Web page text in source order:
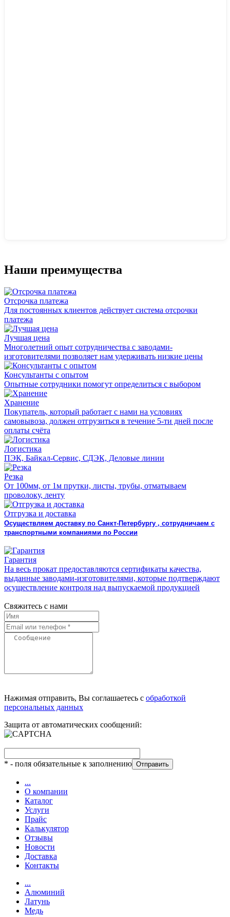
Наши преимущества
Отсрочка платежа
Для постоянных клиентов действует система отсрочки
платежа
Лучшая цена
Многолетний опыт сотрудничества с заводами-
изготовителями позволяет нам удерживать низкие цены
Консультанты с опытом
Опытные сотрудники помогут определиться с выбором
Хранение
Покупатель, который работает с нами на условиях
самовывоза, должен отгрузиться в течение 5-ти дней после
оплаты счёта
Логистика
ПЭК, Байкал-Сервис, СДЭК, Деловые линии
Резка
От 100мм, от 1м прутки, листы, трубы, отматываем
проволоку, ленту
Отгрузка и доставка
Осуществляем доставку по Санкт-Петербургу , сотрудничаем с
транспортными компаниями по России
Гарантия
На весь прокат предоставляются сертификаты качества,
выданные заводами-изготовителями, которые подтверждают
осуществление контроля над выпускаемой продукцией
Свяжитесь с нами
Нажимая отправить, Вы соглашаетесь с обработкой
персональных данных
Защита от автоматических сообщений:
* - поля обязательные к заполнению
...
О компании
Каталог
Услуги
Прайс
Калькулятор
Отзывы
Новости
Доставка
Контакты
...
Алюминий
Латунь
Медь